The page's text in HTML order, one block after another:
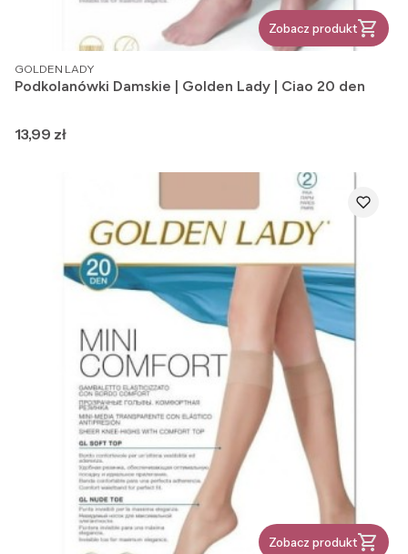
Zobacz produkt
PRODUCENT
GOLDEN LADY
Podkolanówki Damskie | Golden Lady | Ciao 20 den
Cena
13,99 zł
Zobacz produkt